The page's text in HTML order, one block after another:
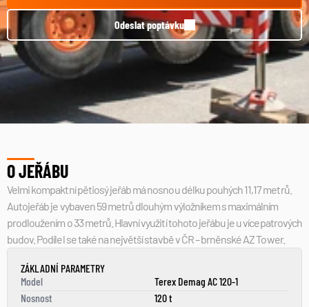
Odeslat poptávku
O JEŘÁBU
Velmi kompaktní pětiosý jeřáb má nosnou délku pouhých 11,17 metrů.
Autojeřáb je vybaven 59 metrů dlouhým výložníkem s maximálním
prodloužením o 33 metrů. Hlavní využití tohoto jeřábu je u vícepatrových
budov. Podílel se také na největší stavbě v ČR – brněnské AZ Tower.
ZÁKLADNÍ PARAMETRY
Model
Terex Demag AC 120-1
Nosnost
120 t